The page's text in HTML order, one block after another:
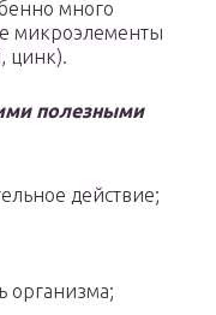
много
микроэлементы
цинк).
полезными
действие;
организма;